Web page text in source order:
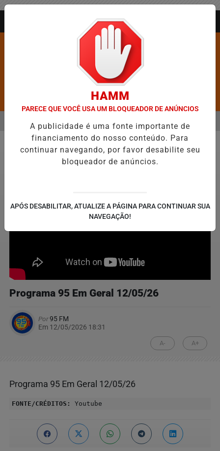
Pesquisar Notícia
É CONFIRMADA NO DIA DO EVANGÉLICO EM JEQUIÉ E
EM ALTA
MENU
Vídeos
Programa 95 Em Geral 12/05/26
Por95 FM
Em 12/05/2026 18:31
A- A+
Programa 95 Em Geral 12/05/26
FONTE/CRÉDITOS: Youtube
HAMM
PARECE QUE VOCÊ USA UM BLOQUEADOR DE ANÚNCIOS
A publicidade é uma fonte importante de
financiamento do nosso conteúdo. Para
continuar navegando, por favor desabilite seu
bloqueador de anúncios.
APÓS DESABILITAR, ATUALIZE A PÁGINA PARA CONTINUAR SUA
NAVEGAÇÃO!